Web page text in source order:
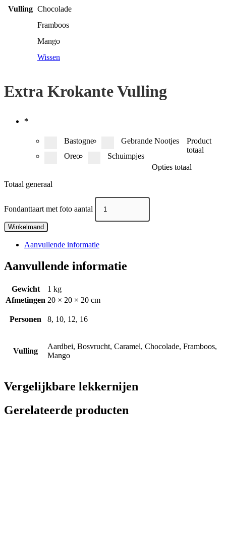
Vulling Chocolade
Framboos
Mango
Wissen
Extra Krokante Vulling
*
Bastogne
Gebrande Nootjes
Oreo
Schuimpjes
Product
totaal
Opties totaal
Totaal generaal
Fondanttaart met foto aantal
Winkelmand
Aanvullende informatie
Aanvullende informatie
Gewicht
1 kg
Afmetingen 20 × 20 × 20 cm
Personen 8, 10, 12, 16
Vulling
Aardbei, Bosvrucht, Caramel, Chocolade, Framboos,
Mango
Vergelijkbare lekkernijen
Gerelateerde producten